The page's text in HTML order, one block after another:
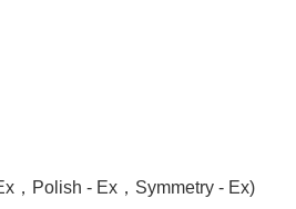
，Polish - Ex，Symmetry - Ex)